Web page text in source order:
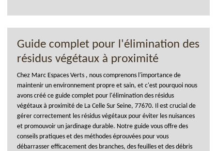
Guide complet pour l'élimination des
résidus végétaux à proximité
Chez Marc Espaces Verts , nous comprenons l'importance de
maintenir un environnement propre et sain, et c'est pourquoi nous
avons créé ce guide complet pour l'élimination des résidus
végétaux à proximité de La Celle Sur Seine, 77670. Il est crucial de
gérer correctement les résidus végétaux pour éviter les nuisances
et promouvoir un jardinage durable. Notre guide vous offre des
conseils pratiques et des méthodes éprouvées pour vous
débarrasser efficacement des branches, des feuilles et des débris